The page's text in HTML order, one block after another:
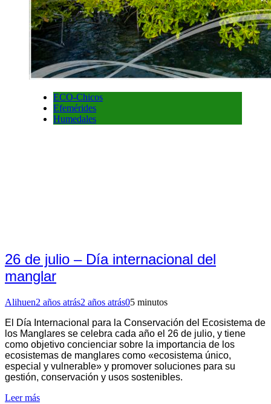
ECO-Chicos
Efemérides
Humedales
26 de julio – Día internacional del
manglar
Alihuen2 años atrás2 años atrás05 minutos
El Día Internacional para la Conservación del Ecosistema de
los Manglares se celebra cada año el 26 de julio, y tiene
como objetivo concienciar sobre la importancia de los
ecosistemas de manglares como «ecosistema único,
especial y vulnerable» y promover soluciones para su
gestión, conservación y usos sostenibles.
Leer más